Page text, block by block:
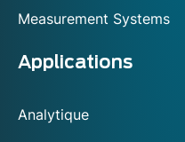
Measurement Systems
Applications
Analytique